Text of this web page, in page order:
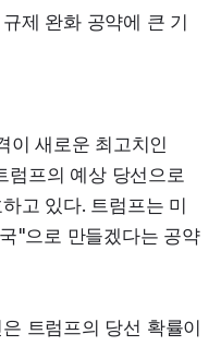
제 완화 공약에 큰 기
이 새로운 최고치인
프의 예상 당선으로
고 있다. 트럼프는 미
"으로 만들겠다는 공약
트럼프의 당선 확률이